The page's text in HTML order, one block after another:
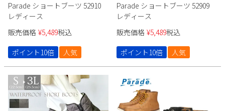
Parade ショートブーツ 52910
レディース
販売価格 ¥5,489税込
ポイント10倍
人気
Parade ショートブーツ 52909
レディース
販売価格 ¥5,489税込
ポイント10倍
人気